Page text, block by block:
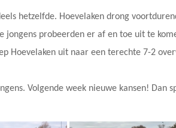
hetzelfde. Hoevelaken drong
jongens probeerden er af en toe uit te
Hoevelaken uit naar een terechte 7-2
Volgende week nieuwe kansen! Dan